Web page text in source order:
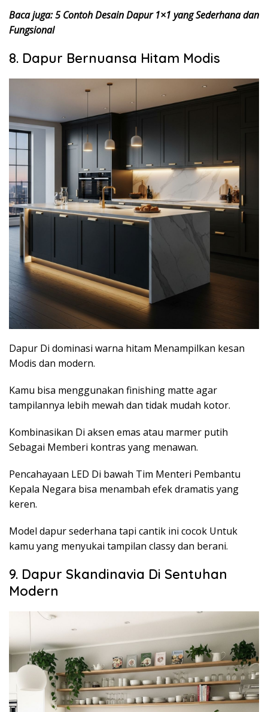
Baca juga: 5 Contoh Desain Dapur 1×1 yang Sederhana dan
Fungsional
8. Dapur Bernuansa Hitam Modis
Dapur Di dominasi warna hitam Menampilkan kesan
Modis dan modern.
Kamu bisa menggunakan finishing matte agar
tampilannya lebih mewah dan tidak mudah kotor.
Kombinasikan Di aksen emas atau marmer putih
Sebagai Memberi kontras yang menawan.
Pencahayaan LED Di bawah Tim Menteri Pembantu
Kepala Negara bisa menambah efek dramatis yang
keren.
Model dapur sederhana tapi cantik ini cocok Untuk
kamu yang menyukai tampilan classy dan berani.
9. Dapur Skandinavia Di Sentuhan
Modern